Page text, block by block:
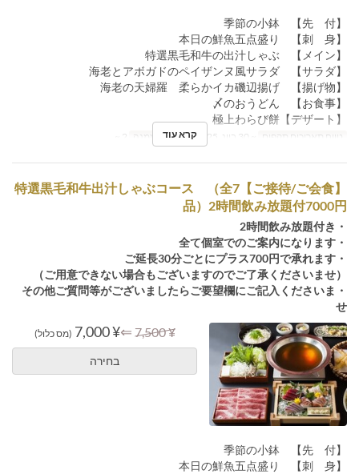
【先 付】 季節の小鉢
【刺 身】 本日の鮮魚五点盛り
【メイン】 特選黒毛和牛の出汁しゃぶ
【サラダ】 海老とアボガドのペイザンヌ風サラダ
【揚げ物】 海老の天婦羅 柔らかイカ磯辺揚げ
【お食事】 〆のおうどん
【デザート】極上わらび餅
טווח תאריכים תקפים מגבלת הזמנה
קרא עוד
【ご接待/ご会食】特選黒毛和牛出汁しゃぶコース （全7
品）2時間飲み放題付7000円
・2時間飲み放題付き
・全て個室でのご案内になります
・ご延長30分ごとにプラス700円で承れます
（ご用意できない場合もございますのでご了承くださいませ）
・その他ご質問等がございましたらご要望欄にご記入くださいま
せ
¥ 7,500
⇐
¥ 7,000 (מס כלול)
בחירה
【先 付】 季節の小鉢
【刺 身】 本日の鮮魚五点盛り